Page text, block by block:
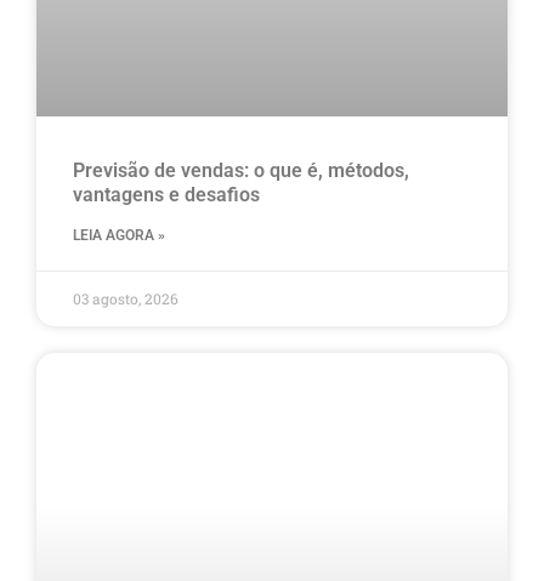
Previsão de vendas: o que é, métodos,
vantagens e desafios
LEIA AGORA »
03 agosto, 2026